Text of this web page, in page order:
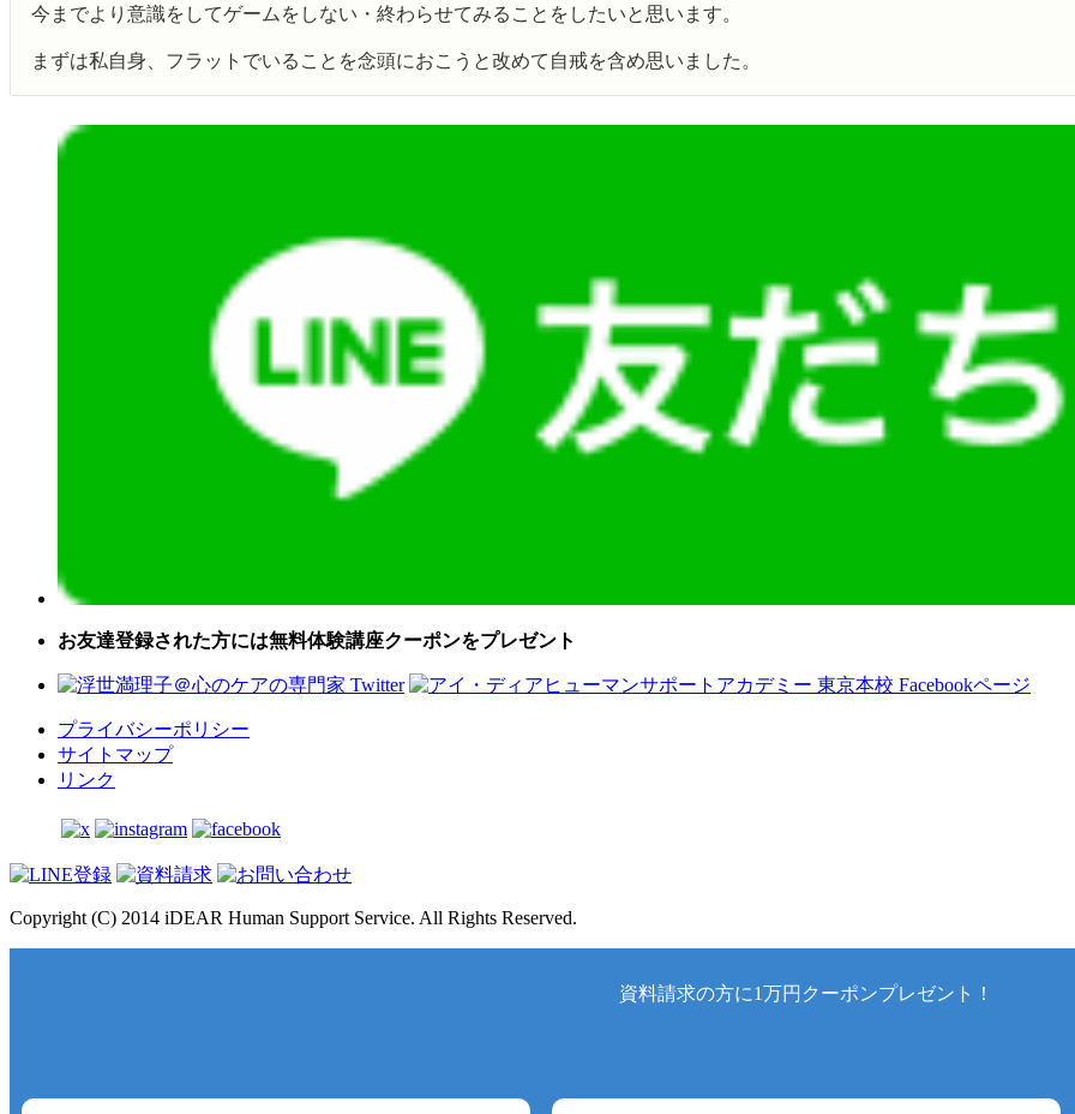
今までより意識をしてゲームをしない・終わらせてみることをしたいと思います。
まずは私自身、フラットでいることを念頭におこうと改めて自戒を含め思いました。
お友達登録された方には無料体験講座クーポンをプレゼント
プライバシーポリシー
サイトマップ
リンク
Copyright (C) 2014 iDEAR Human Support Service. All Rights Reserved.
資料請求の方に1万円クーポンプレゼント！